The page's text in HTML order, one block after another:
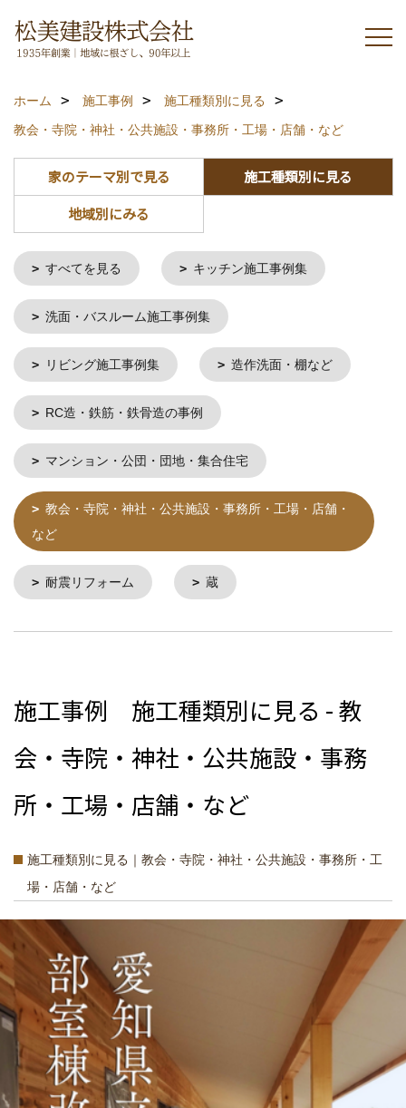
ホーム 施工事例
施工種類別に見る
教会・寺院・神社・公共施設・事務所・工場・店舗・など
家のテーマ別で見る
施工種類別に見る
地域別にみる
すべてを見る キッチン施工事例集
洗面・バスルーム施工事例集
リビング施工事例集 造作洗面・棚など
RC造・鉄筋・鉄骨造の事例
マンション・公団・団地・集合住宅
教会・寺院・神社・公共施設・事務所・工場・店舗・
など
耐震リフォーム 蔵
施工事例 施工種類別に見る - 教
会・寺院・神社・公共施設・事務
所・工場・店舗・など
施工種類別に見る｜教会・寺院・神社・公共施設・事務所・工
場・店舗・など